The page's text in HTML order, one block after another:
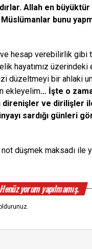
Allah en
bunu
hesap verebilirlik gibi
hayatımız
düzeltmeyi bir ahlaki
ekleyelim… İşte o
ve dirilişler
sardığı günleri
düşmek maksadı ile
Henüz yorum yapılmamış.